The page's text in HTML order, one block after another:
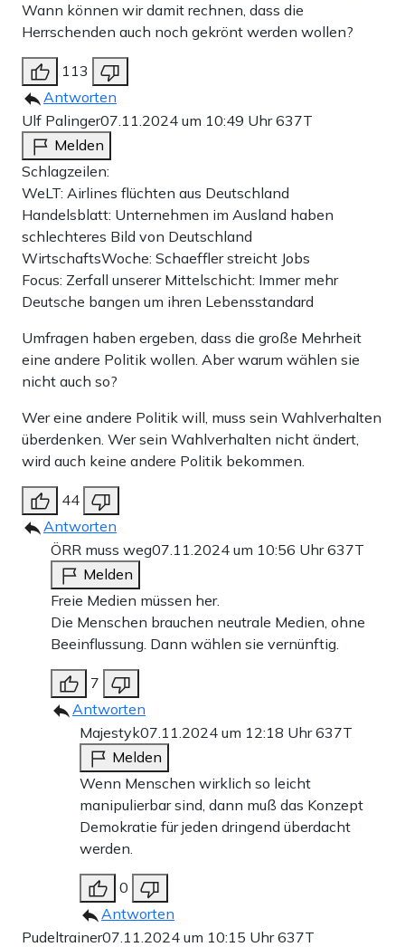
Wann können wir damit rechnen, dass die
Herrschenden auch noch gekrönt werden wollen?
113
Antworten
Ulf Palinger07.11.2024 um 10:49 Uhr637T
Melden
Schlagzeilen:
WeLT: Airlines flüchten aus Deutschland
Handelsblatt: Unternehmen im Ausland haben
schlechteres Bild von Deutschland
WirtschaftsWoche: Schaeffler streicht Jobs
Focus: Zerfall unserer Mittelschicht: Immer mehr
Deutsche bangen um ihren Lebensstandard
Umfragen haben ergeben, dass die große Mehrheit
eine andere Politik wollen. Aber warum wählen sie
nicht auch so?
Wer eine andere Politik will, muss sein Wahlverhalten
überdenken. Wer sein Wahlverhalten nicht ändert,
wird auch keine andere Politik bekommen.
44
Antworten
ÖRR muss weg07.11.2024 um 10:56 Uhr637T
Melden
Freie Medien müssen her.
Die Menschen brauchen neutrale Medien, ohne
Beeinflussung. Dann wählen sie vernünftig.
7
Antworten
Majestyk07.11.2024 um 12:18 Uhr637T
Melden
Wenn Menschen wirklich so leicht
manipulierbar sind, dann muß das Konzept
Demokratie für jeden dringend überdacht
werden.
0
Antworten
Pudeltrainer07.11.2024 um 10:15 Uhr637T